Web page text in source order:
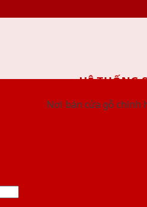
HỆ THỐNG
Nơi bán cửa gỗ chính